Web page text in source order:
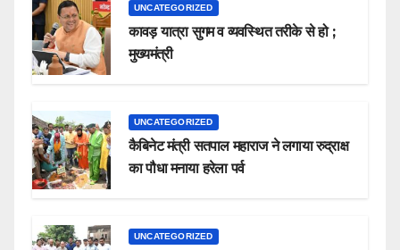
UNCATEGORIZED
कावड़ यात्रा सुगम व व्यवस्थित तरीके से हो ;
मुख्यमंत्री
UNCATEGORIZED
कैबिनेट मंत्री सतपाल महाराज ने लगाया रुद्राक्ष
का पौधा मनाया हरेला पर्व
UNCATEGORIZED